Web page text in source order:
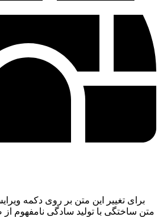
برای تغییر این متن بر روی دکمه
متن ساختگی با تولید سادگی نامفهوم